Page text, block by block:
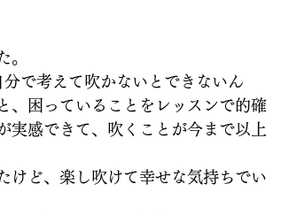
。
で考えて吹かないとできないん
困っていることをレッスンで的確
実感できて、吹くことが今まで以上
けど、楽し吹けて幸せな気持ちでい